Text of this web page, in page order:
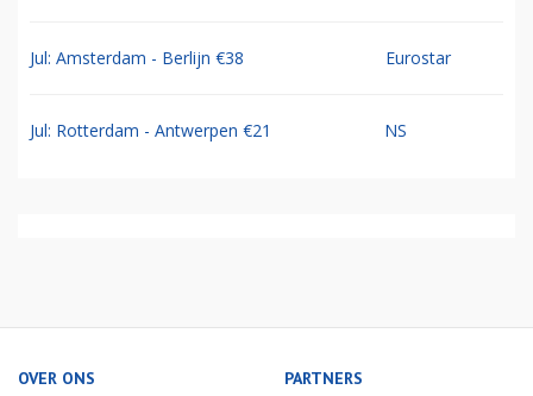
Jul: Amsterdam - Berlijn €38 Eurostar
Jul: Rotterdam - Antwerpen €21 NS
OVER ONS PARTNERS